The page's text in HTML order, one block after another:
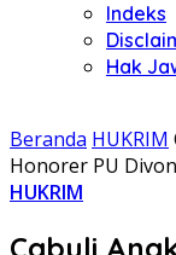
Indeks
Hak
Beranda HUKRIM
Honorer PU
HUKRIM
Cabuli